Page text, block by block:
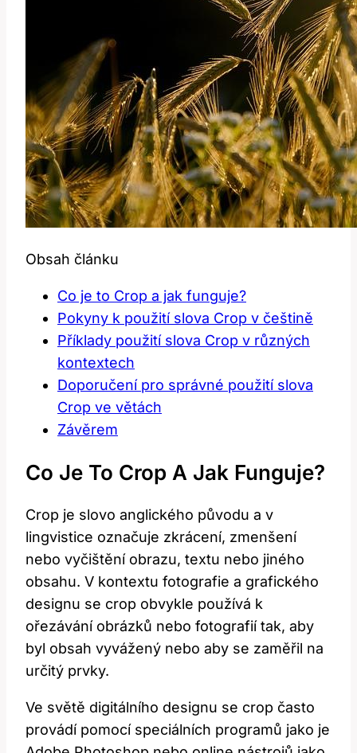
Obsah článku
Co je to Crop a jak funguje?
Pokyny k použití slova Crop v češtině
Příklady použití slova Crop v různých
kontextech
Doporučení pro správné použití slova
Crop ve větách
Závěrem
Co Je To Crop A Jak Funguje?
Crop je slovo anglického původu a v
lingvistice označuje zkrácení, zmenšení
nebo vyčištění obrazu, textu nebo jiného
obsahu. V kontextu fotografie a grafického
designu se crop obvykle používá k
ořezávání obrázků nebo fotografií tak, aby
byl obsah vyvážený nebo aby se zaměřil na
určitý prvky.
Ve světě digitálního designu se crop často
provádí pomocí speciálních programů jako je